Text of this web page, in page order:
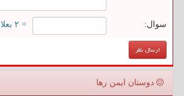
سوال: = ۲ بعلاوه ۴
دوستان ایمن رها